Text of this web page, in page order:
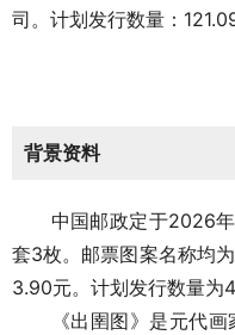
司。计划发行数量：
背景资料
中国邮政定于2026年
套3枚。邮票图案名称均
3.90元。计划发行数量为
《出圉图》是元代画